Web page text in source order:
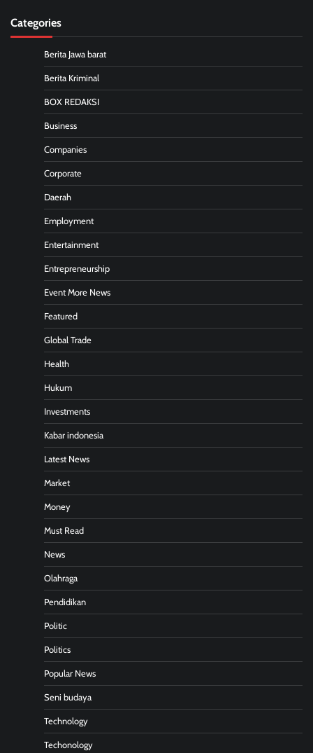
Categories
Berita Jawa barat
Berita Kriminal
BOX REDAKSI
Business
Companies
Corporate
Daerah
Employment
Entertainment
Entrepreneurship
Event More News
Featured
Global Trade
Health
Hukum
Investments
Kabar indonesia
Latest News
Market
Money
Must Read
News
Olahraga
Pendidikan
Politic
Politics
Popular News
Seni budaya
Technology
Techonology